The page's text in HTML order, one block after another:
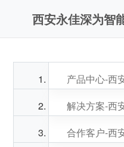
西安永佳深为智